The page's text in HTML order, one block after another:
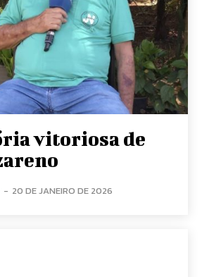
vitoriosa de
- 20 DE JANEIRO DE 2026